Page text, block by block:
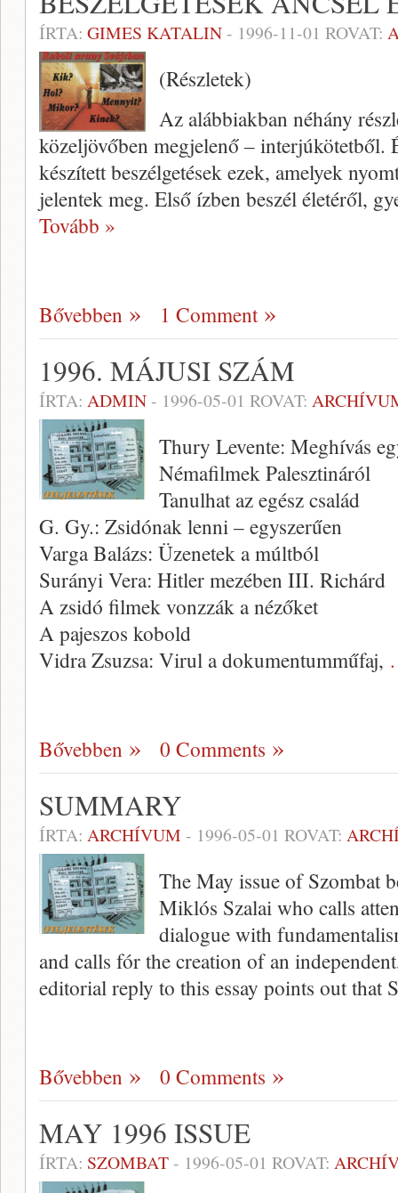
ÍRTA: GIMES KATALIN- 1996-11-01 ROVAT:
(Részletek)
Az alábbiakban néhány
közeljövőben megjelenő – in­terjúkötetből.
készített beszélgetések ezek, amelyek
jelentek meg. Első ízben beszél életé­ről,
Tovább »
Bővebben 1 Comment
1996. MÁJUSI SZÁM
ÍRTA: ADMIN- 1996-05-01 ROVAT:
Thury Levente: Meghívás
Némafilmek Palesztináról
Tanulhat az egész család
G. Gy.: Zsidónak lenni – egyszerűen
Varga Balázs: Üzenetek a múltból
Surányi Vera: Hitler mezében III. Richárd
A zsidó filmek vonzzák a nézőket
A pajeszos kobold
Vidra Zsuzsa: Virul a dokumentum­műfaj,
Bővebben 0 Comments
SUMMARY
ÍRTA: ARCHÍVUM - 1996-05-01 ROVAT:
The May issue of Szombat
Miklós Szalai who calls
dialogue with
and calls fór the creation of an
editorial reply to this essay points out that
Bővebben 0 Comments
MAY 1996 ISSUE
ÍRTA: SZOMBAT- 1996-05-01 ROVAT: